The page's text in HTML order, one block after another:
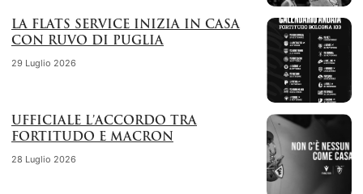
LA FLATS SERVICE INIZIA IN CASA
CON RUVO DI PUGLIA
29 Luglio 2026
UFFICIALE L’ACCORDO TRA
FORTITUDO E MACRON
28 Luglio 2026